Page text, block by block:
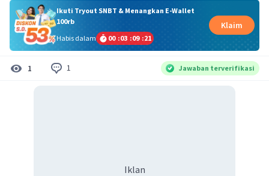
Ikuti Tryout SNBT & Menangkan E-Wallet
100rb
Habis dalam
00 :03 :09 :21
Klaim
1 1 Jawaban terverifikasi
Iklan